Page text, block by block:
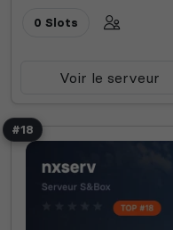
0 Slots
Voir le serveur
#18